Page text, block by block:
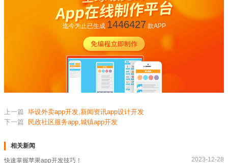
迄今为止已生成 1446427 款APP
上一篇 毕设外卖app开发,新闻资讯app设计开发
下一篇
民政社区服务app,城镇app开发
相关新闻
快速掌握苹果app开发技巧！ 2023-12-28